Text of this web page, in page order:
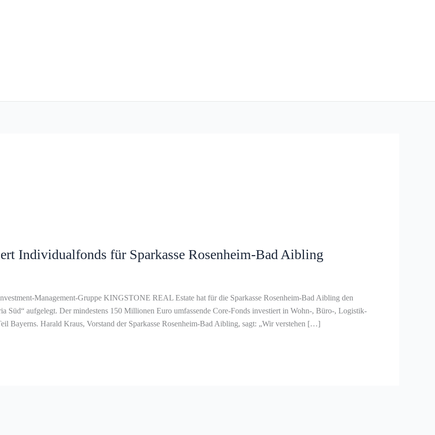
Individualfonds für Sparkasse Rosenheim-Bad Aibling
Management-Gruppe KINGSTONE REAL Estate hat für die Sparkasse Rosenheim-Bad Aibling den
aufgelegt. Der mindestens 150 Millionen Euro umfassende Core-Fonds investiert in Wohn-, Büro-, Logistik-
Bayerns. Harald Kraus, Vorstand der Sparkasse Rosenheim-Bad Aibling, sagt: „Wir verstehen […]